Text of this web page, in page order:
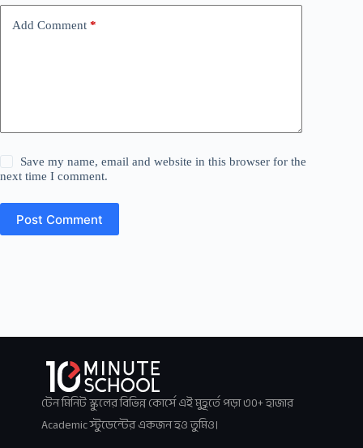
Add Comment *
Save my name, email and website in this browser for the
next time I comment.
Post Comment
টেন মিনিট স্কুলের বিভিন্ন কোর্সে এই মুহূর্তে পড়া ৩০+ হাজার
Academic স্টুডেন্টের একজন হও তুমিও।